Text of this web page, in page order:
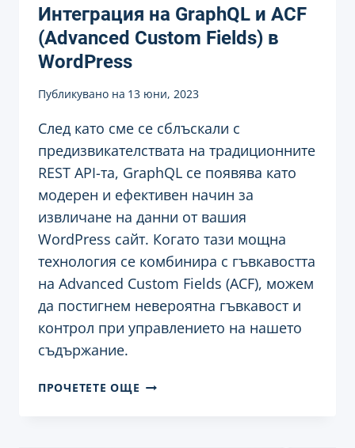
Интеграция на GraphQL и ACF
(Advanced Custom Fields) в
WordPress
Публикувано на 13 юни, 2023
След като сме се сблъскали с
предизвикателствата на традиционните
REST API-та, GraphQL се появява като
модерен и ефективен начин за
извличане на данни от вашия
WordPress сайт. Когато тази мощна
технология се комбинира с гъвкавостта
на Advanced Custom Fields (ACF), можем
да постигнем невероятна гъвкавост и
контрол при управлението на нашето
съдържание.
ПРОЧЕТЕТЕ ОЩЕ ИНТЕГРАЦИЯ